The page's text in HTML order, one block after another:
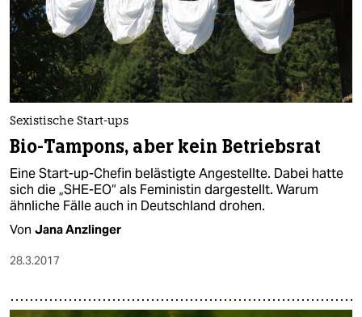
Sexistische Start-ups
Bio-Tampons, aber kein Betriebsrat
Eine Start-up-Chefin belästigte Angestellte. Dabei hatte
sich die „SHE-EO“ als Feministin dargestellt. Warum
ähnliche Fälle auch in Deutschland drohen.
Von Jana Anzlinger
28.3.2017